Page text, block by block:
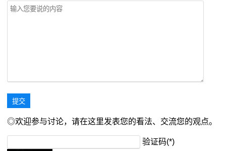
◎欢迎参与讨论，请在这里发表您的看法、交流您的观点。
验证码(*)